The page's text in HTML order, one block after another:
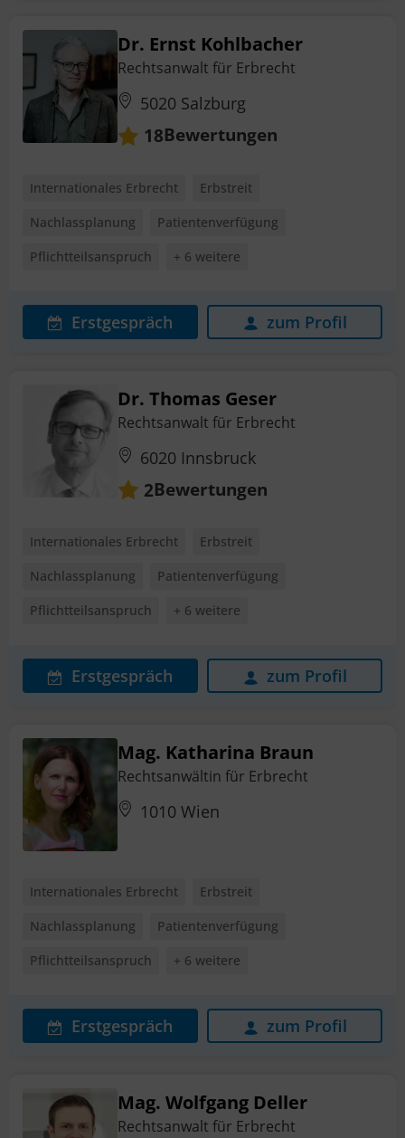
Dr. Ernst Kohlbacher
Rechtsanwalt für Erbrecht
5020 Salzburg
18Bewertungen
Internationales Erbrecht
Erbstreit
Nachlassplanung
Patientenverfügung
Pflichtteilsanspruch
+ 6 weitere
Erstgespräch zum Profil
Dr. Thomas Geser
Rechtsanwalt für Erbrecht
6020 Innsbruck
2Bewertungen
Internationales Erbrecht
Erbstreit
Nachlassplanung
Patientenverfügung
Pflichtteilsanspruch
+ 6 weitere
Erstgespräch zum Profil
Mag. Katharina Braun
Rechtsanwältin für Erbrecht
1010 Wien
Internationales Erbrecht
Erbstreit
Nachlassplanung
Patientenverfügung
Pflichtteilsanspruch
+ 6 weitere
Erstgespräch zum Profil
Mag. Wolfgang Deller
Rechtsanwalt für Erbrecht